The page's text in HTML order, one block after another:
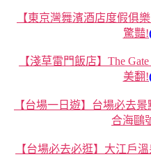
【東京灣舞濱酒店度假俱
驚豔!
【淺草雷門飯店】The
美翻!
【台場一日遊】台場必去
合海鷗
【台場必去必逛】大江戶